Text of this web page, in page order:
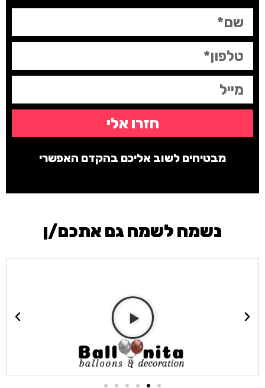
חזרו אלי
מבטיחים לשוב אליכם בהקדם האפשרי
נשמח לשמח גם אתכם/ן